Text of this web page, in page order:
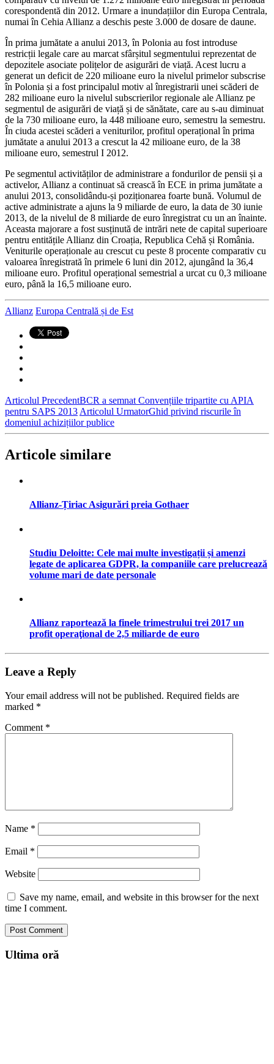
corespondentă din 2012. Urmare a inundațiilor din Europa Centrala,
numai în Cehia Allianz a deschis peste 3.000 de dosare de daune.
În prima jumătate a anului 2013, în Polonia au fost introduse
restricții legale care au marcat sfârșitul segmentului reprezentat de
depozitele asociate polițelor de asigurări de viață. Acest lucru a
generat un deficit de 220 milioane euro la nivelul primelor subscrise
în Polonia și a fost principalul motiv al înregistrarii unei scăderi de
282 milioane euro la nivelul subscrierilor regionale ale Allianz pe
segmentul de asigurări de viață și de sănătate, care au s-au diminuat
de la 730 milioane euro, la 448 milioane euro, semestru la semestru.
În ciuda acestei scăderi a veniturilor, profitul operațional în prima
jumătate a anului 2013 a crescut la 42 milioane euro, de la 38
milioane euro, semestrul I 2012.
Pe segmentul activităților de administrare a fondurilor de pensii și a
activelor, Allianz a continuat să crească în ECE in prima jumătate a
anului 2013, consolidându-și poziționarea foarte bună. Volumul de
active administrate a ajuns la 9 miliarde de euro, la data de 30 iunie
2013, de la nivelul de 8 miliarde de euro înregistrat cu un an înainte.
Aceasta majorare a fost susținută de intrări nete de capital superioare
pentru entitățile Allianz din Croația, Republica Cehă și România.
Veniturile operaționale au crescut cu peste 8 procente comparativ cu
valoarea înregistrată în primele 6 luni din 2012, ajungând la 36,4
milioane euro. Profitul operațional semestrial a urcat cu 0,3 milioane
euro, până la 16,5 milioane euro.
Allianz Europa Centrală și de Est
Articolul PrecedentBCR a semnat Convențiile tripartite cu APIA
pentru SAPS 2013 Articolul UrmatorGhid privind riscurile în
domeniul achizițiilor publice
Articole similare
Allianz-Țiriac Asigurări preia Gothaer
Studiu Deloitte: Cele mai multe investigații și amenzi
legate de aplicarea GDPR, la companiile care prelucrează
volume mari de date personale
Allianz raportează la finele trimestrului trei 2017 un
profit operaţional de 2,5 miliarde de euro
Leave a Reply
Your email address will not be published. Required fields are
marked *
Comment *
Name *
Email *
Website
Save my name, email, and website in this browser for the next
time I comment.
Ultima oră